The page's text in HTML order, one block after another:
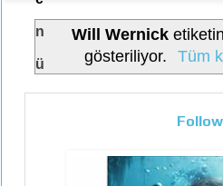
n
ü
Will Wernick
gösteriliyor.
Tüm